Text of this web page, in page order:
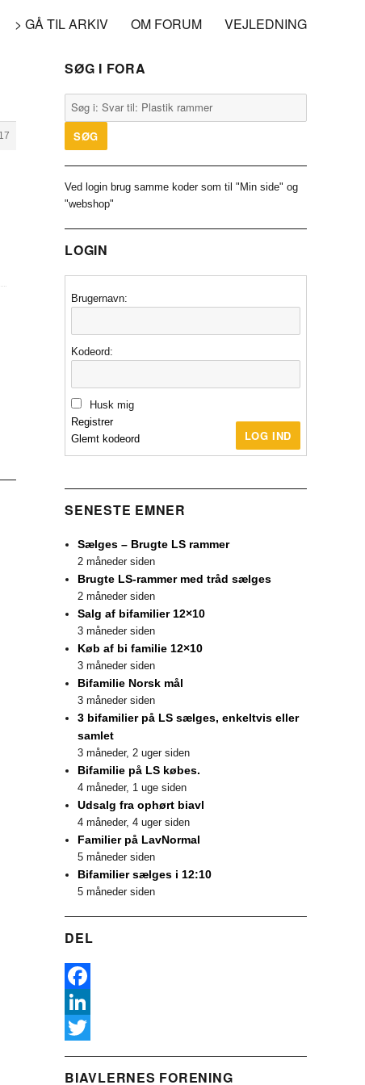
> GÅ TIL ARKIV OM FORUM VEJLEDNING
SØG I FORA
Ved login brug samme koder som til "Min side" og
"webshop"
LOGIN
Brugernavn:
Kodeord:
Husk mig
LOG IND
Registrer
Glemt kodeord
SENESTE EMNER
Sælges – Brugte LS rammer
2 måneder siden
Brugte LS-rammer med tråd sælges
2 måneder siden
Salg af bifamilier 12×10
3 måneder siden
Køb af bi familie 12×10
3 måneder siden
Bifamilie Norsk mål
3 måneder siden
3 bifamilier på LS sælges, enkeltvis eller
samlet
3 måneder, 2 uger siden
Bifamilie på LS købes.
4 måneder, 1 uge siden
Udsalg fra ophørt biavl
4 måneder, 4 uger siden
Familier på LavNormal
5 måneder siden
Bifamilier sælges i 12:10
5 måneder siden
DEL
F
a
e
L
nw
BIAVLERNES FORENING